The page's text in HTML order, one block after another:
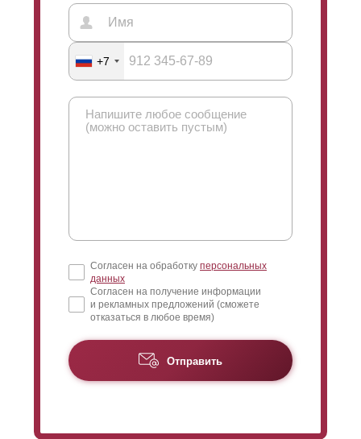
+7
Согласен на обработку персональных
данных
Согласен на получение информации
и рекламных предложений (сможете
отказаться в любое время)
Отправить